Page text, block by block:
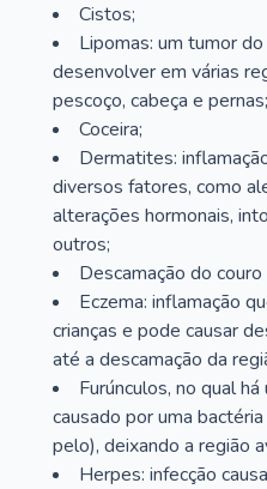
Cistos;
Lipomas: um tumor
desenvolver em várias
pescoço, cabeça e pernas;
Coceira;
Dermatites:
diversos fatores, como
alterações hormonais,
outros;
Descamação do
Eczema: inflamação
crianças e pode causar
até a descamação da
Furúnculos, no qual
causado por uma
pelo), deixando a região
Herpes: infecção